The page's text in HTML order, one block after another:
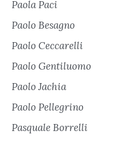
Paola Paci
Paolo Besagno
Paolo Ceccarelli
Paolo Gentiluomo
Paolo Jachia
Paolo Pellegrino
Pasquale Borrelli